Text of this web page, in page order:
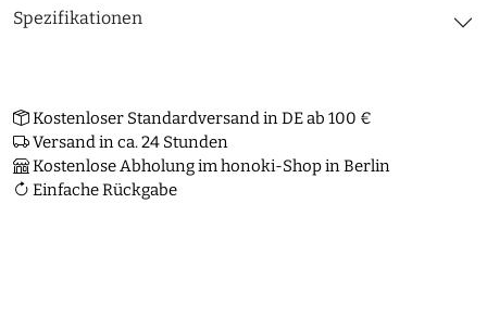
Spezifikationen
Kostenloser Standardversand in DE ab 100 €
Versand in ca. 24 Stunden
Kostenlose Abholung im honoki-Shop in Berlin
Einfache Rückgabe